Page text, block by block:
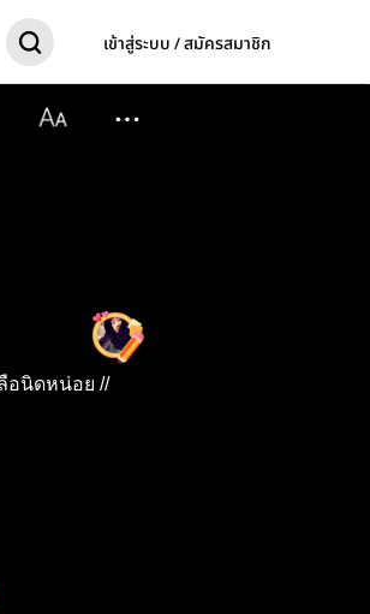
เข้าสู่ระบบ / สมัครสมาชิก
อนิดหน่อย //